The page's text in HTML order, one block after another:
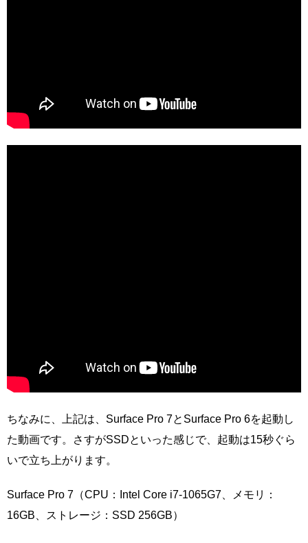
ちなみに、上記は、Surface Pro 7とSurface Pro 6を起動し
た動画です。さすがSSDといった感じで、起動は15秒ぐら
いで立ち上がります。
Surface Pro 7（CPU：Intel Core i7-1065G7、メモリ：
16GB、ストレージ：SSD 256GB）